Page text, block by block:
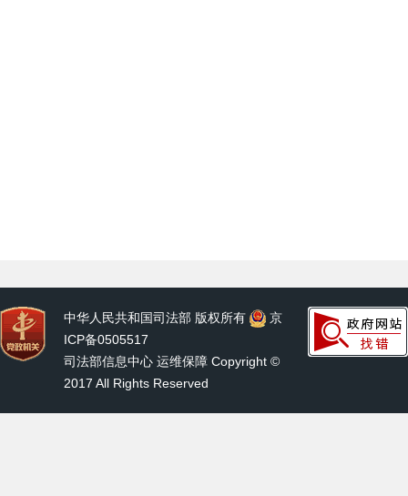
中华人民共和国司法部 版权所有
京
ICP备0505517
司法部信息中心 运维保障 Copyright ©
2017 All Rights Reserved